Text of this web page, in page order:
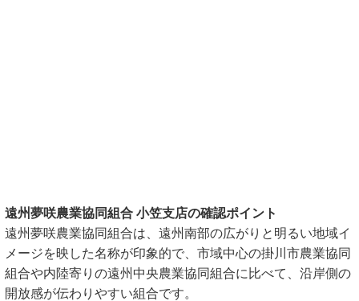
遠州夢咲農業協同組合 小笠支店の確認ポイント
遠州夢咲農業協同組合は、遠州南部の広がりと明るい地域イ
メージを映した名称が印象的で、市域中心の掛川市農業協同
組合や内陸寄りの遠州中央農業協同組合に比べて、沿岸側の
開放感が伝わりやすい組合です。